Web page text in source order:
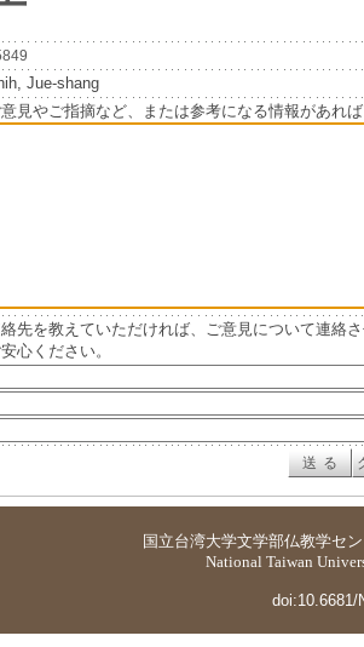
Jue-shang
見やご指摘など、または参考になる情報があれ
先を教えていただければ、ご意見について連絡
心ください。
国立台湾大学文学部仏教学セ
National Taiwan
doi:10.6681/